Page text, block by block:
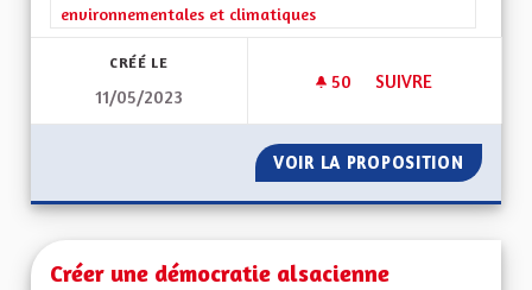
environnementales et climatiques
CRÉÉ LE
11/05/2023
50 50 ABONNÉS
SUIVRE
VOIR LA PROPOSITION
Créer une démocratie alsacienne